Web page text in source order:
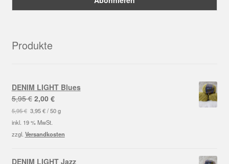
Produkte
DENIM LIGHT Blues
5,95€ Ursprünglicher
Preis
war:
5,95 €
2,00 €Aktueller
Preis
2,00 €.
5,95€ 3,95€/50 g
inkl. 19 % MwSt.
zzgl. Versandkosten
DENIM LIGHT Jazz